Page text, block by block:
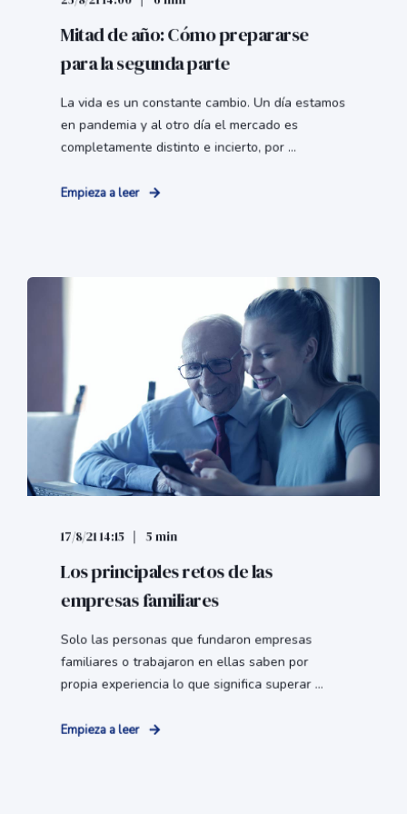
Mitad de año: Cómo prepararse
para la segunda parte
La vida es un constante cambio. Un día estamos
en pandemia y al otro día el mercado es
completamente distinto e incierto, por ...
Empieza a leer
17/8/21 14:15 5 min
Los principales retos de las
empresas familiares
Solo las personas que fundaron empresas
familiares o trabajaron en ellas saben por
propia experiencia lo que significa superar ...
Empieza a leer